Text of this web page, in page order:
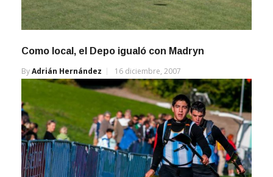
ByAdrián Hernández 16 diciembre, 2007